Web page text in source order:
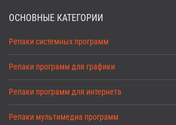
ОСНОВНЫЕ КАТЕГОРИИ
Репаки системных программ
Репаки программ для графики
Репаки программ для интернета
Репаки мультимедиа программ